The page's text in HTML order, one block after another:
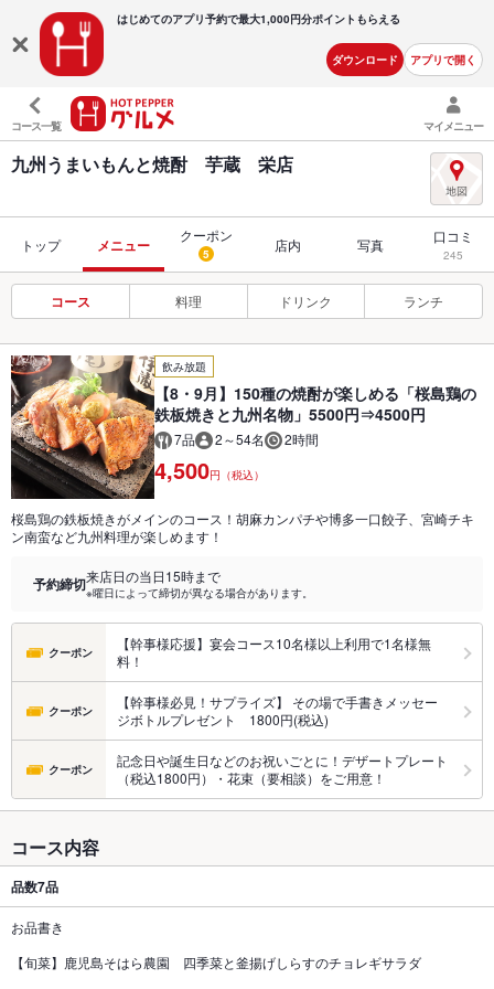
はじめてのアプリ予約で最大1,000円分ポイントもらえる
ダウンロード アプリで開く
コース一覧 マイメニュー
九州うまいもんと焼酎 芋蔵 栄店
トップ メニュー
クーポン
5 店内 写真 口コミ
245
コース 料理 ドリンク ランチ
飲み放題
【8・9月】150種の焼酎が楽しめる「桜島鶏の
鉄板焼きと九州名物」5500円⇒4500円
7品 2～54名 2時間
4,500円（税込）
桜島鶏の鉄板焼きがメインのコース！胡麻カンパチや博多一口餃子、宮崎チキ
ン南蛮など九州料理が楽しめます！
予約締切来店日の当日15時まで
※曜日によって締切が異なる場合があります。
クーポン
【幹事様応援】宴会コース10名様以上利用で1名様無
料！
クーポン
【幹事様必見！サプライズ】 その場で手書きメッセー
ジボトルプレゼント 1800円(税込)
クーポン
記念日や誕生日などのお祝いごとに！デザートプレート
（税込1800円）・花束（要相談）をご用意！
コース内容
品数7品
お品書き
【旬菜】鹿児島そはら農園 四季菜と釜揚げしらすのチョレギサラダ